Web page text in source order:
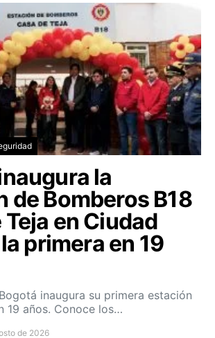
la
de Bomberos B18
Teja en Ciudad
primera en 19
inaugura su primera estación
19 años. Conoce los…
de 2026